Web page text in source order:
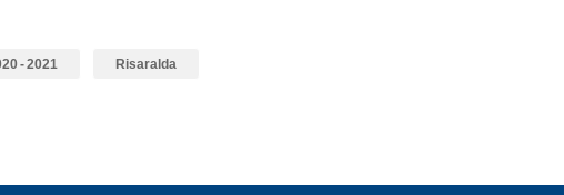
- 2021 Risaralda